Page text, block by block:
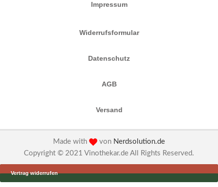
Impressum
Widerrufsformular
Datenschutz
AGB
Versand
Made with von Nerdsolution.de
Copyright © 2021 Vinothekar.de All Rights Reserved.
Vertrag widerrufen